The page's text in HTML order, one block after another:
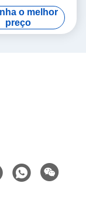
Airsense 11
o melhor
preço